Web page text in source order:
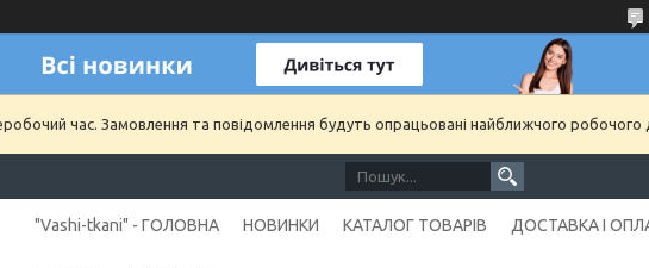
час. Замовлення та повідомлення будуть опрацьовані найближчого робочого
"Vashi-tkani" - ГОЛОВНА НОВИНКИ КАТАЛОГ ТОВАРІВ ДОСТАВКА І